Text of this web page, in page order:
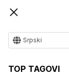
Srpski
TOP TAGOVI
Vise o temi